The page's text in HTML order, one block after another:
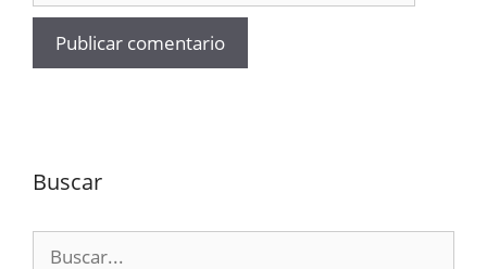
Buscar